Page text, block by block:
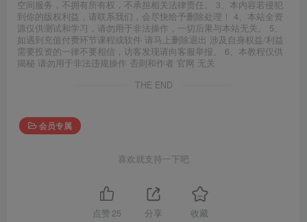
空间服务，不拥有所有权，不承担相关法律责任。 3、本内容若侵犯
到你的版权利益，请联系我们，会尽快给予删除处理！ 4、本站全资
源仅供测试和学习，请勿用于非法操作，一切后果与本站无关。 5、
如遇到充值付费环节课程或软件 请马上删除退出 涉及自身权益/利益
需要投资的一律不要相信，访客发现请向客服举报。 6、本教程仅供
揭秘 请勿用于非法违规操作 否则和作者 官网 无关
THE END
会员专属
喜欢就支持一下吧
点赞 25 分享 收藏